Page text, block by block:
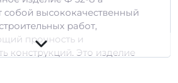
собой высококачественный
работ,
прочность и
конструкций. Это изделие